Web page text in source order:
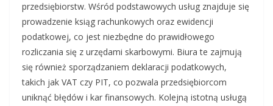
przedsiębiorstw. Wśród podstawowych usług znajduje się
prowadzenie ksiąg rachunkowych oraz ewidencji
podatkowej, co jest niezbędne do prawidłowego
rozliczania się z urzędami skarbowymi. Biura te zajmują
się również sporządzaniem deklaracji podatkowych,
takich jak VAT czy PIT, co pozwala przedsiębiorcom
uniknąć błędów i kar finansowych. Kolejną istotną usługą